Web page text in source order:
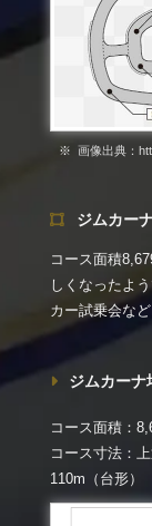
画像出典：
ジムカー
コース面積
しくなったよ
カー試乗会な
ジムカーナ
コース面積：
コース寸法：
110m（台形）